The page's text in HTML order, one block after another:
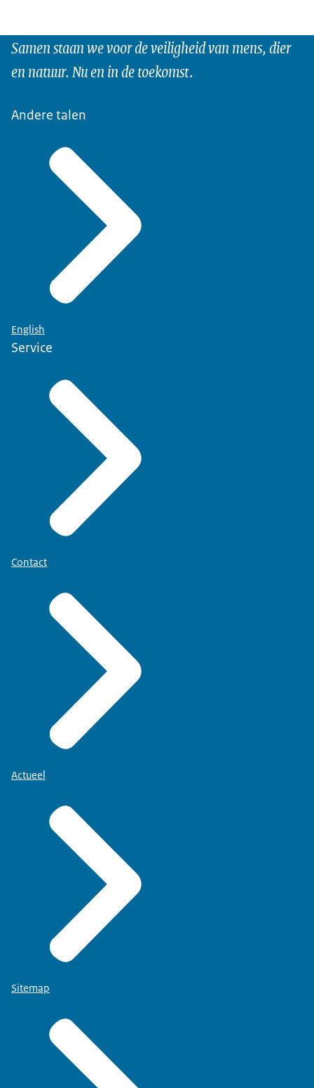
Samen staan we voor de veiligheid van mens, dier
en natuur. Nu en in de toekomst.
Andere talen
English
Service
Contact
Actueel
Sitemap